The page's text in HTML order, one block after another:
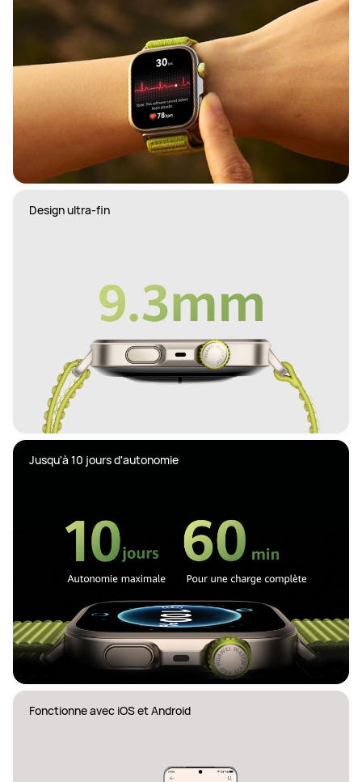
Design ultra-fin
Jusqu'à 10 jours d'autonomie
Fonctionne avec iOS et Android